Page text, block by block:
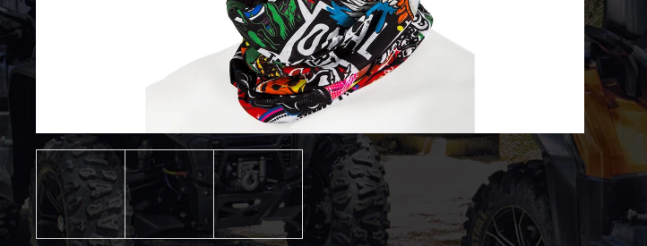
BUNDA PÁNSKÁ RAINBOW
NF 2210 TEXTILNÍ BUNDA DLOUHÁ ČERNO
ŠEDO ZELENÝ REFLEX
2 720 Kč